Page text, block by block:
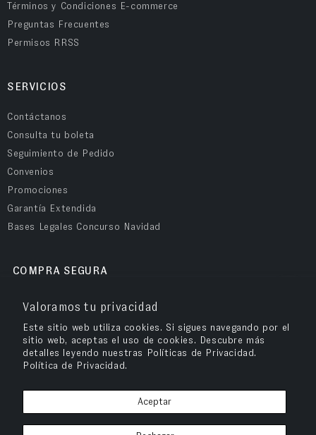
Valoramos tu privacidad
Este sitio web utiliza cookies. Si sigues navegando por el
sitio web, aceptas el uso de cookies. Descubre más
detalles leyendo nuestras Políticas de Privacidad.
Política de Privacidad.
Aceptar
Términos y Condiciones E-commerce
Preguntas Frecuentes
Permisos RRSS
SERVICIOS
Contáctanos
Consulta tu boleta
Seguimiento de Pedido
Convenios
Promociones
Garantía Extendida
Bases Legales Concurso Navidad
COMPRA SEGURA